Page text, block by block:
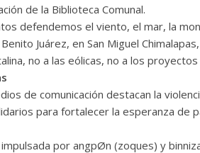
de la Biblioteca Comunal.
defendemos el viento, el mar, la
Juárez, en San Miguel
no a las eólicas, no a los
de comunicación destacan la
para fortalecer la esperanza de
por angpØn (zoques) y